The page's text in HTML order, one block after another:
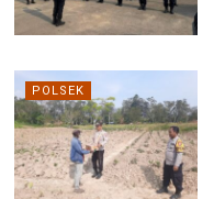
POLSEK